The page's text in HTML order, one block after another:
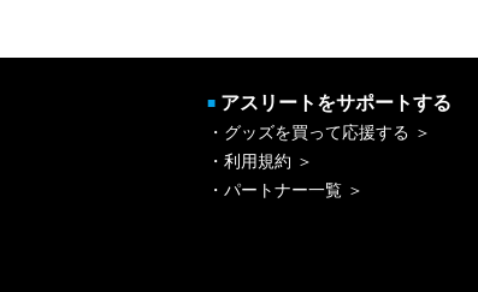
■ アスリートをサポートする
・グッズを買って応援する ＞
・利用規約 ＞
・パートナー一覧 ＞